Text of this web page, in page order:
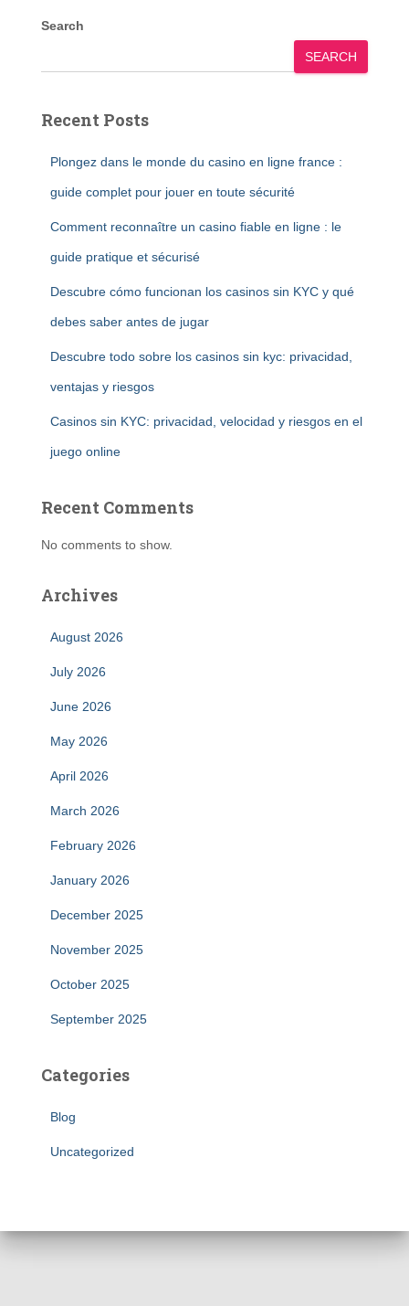
Search
SEARCH
Recent Posts
Plongez dans le monde du casino en ligne france :
guide complet pour jouer en toute sécurité
Comment reconnaître un casino fiable en ligne : le
guide pratique et sécurisé
Descubre cómo funcionan los casinos sin KYC y qué
debes saber antes de jugar
Descubre todo sobre los casinos sin kyc: privacidad,
ventajas y riesgos
Casinos sin KYC: privacidad, velocidad y riesgos en el
juego online
Recent Comments
No comments to show.
Archives
August 2026
July 2026
June 2026
May 2026
April 2026
March 2026
February 2026
January 2026
December 2025
November 2025
October 2025
September 2025
Categories
Blog
Uncategorized